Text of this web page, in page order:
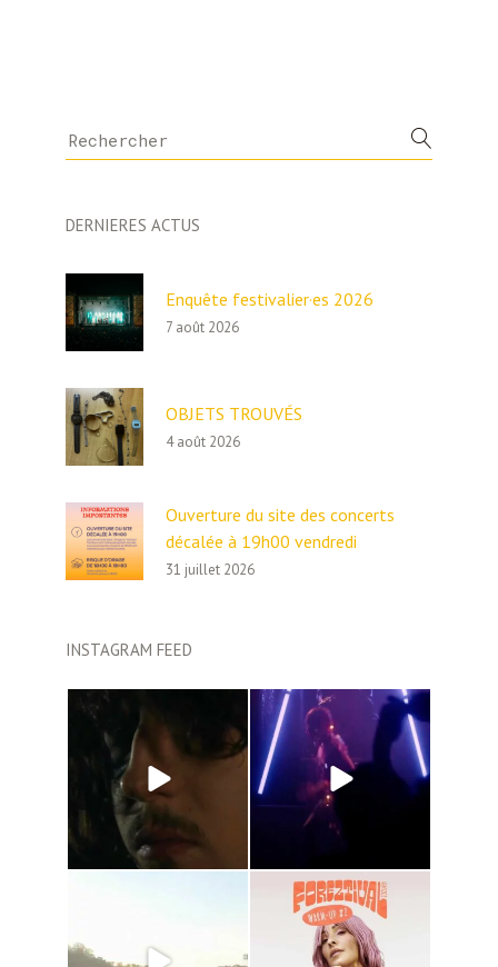
Search
for:
DERNIERES ACTUS
Enquête festivalier·es 2026
7 août 2026
OBJETS TROUVÉS
4 août 2026
Ouverture du site des concerts
décalée à 19h00 vendredi
31 juillet 2026
INSTAGRAM FEED